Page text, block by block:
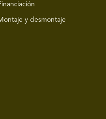
y desmontaje